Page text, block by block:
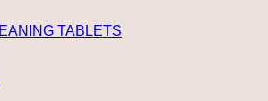
TABLETS